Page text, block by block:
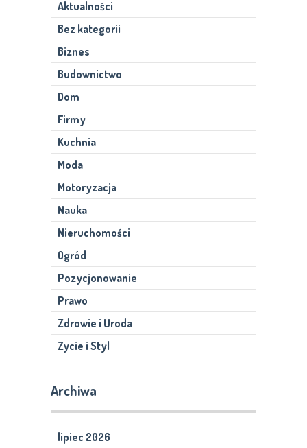
Aktualności
Bez kategorii
Biznes
Budownictwo
Dom
Firmy
Kuchnia
Moda
Motoryzacja
Nauka
Nieruchomości
Ogród
Pozycjonowanie
Prawo
Zdrowie i Uroda
Zycie i Styl
Archiwa
lipiec 2026